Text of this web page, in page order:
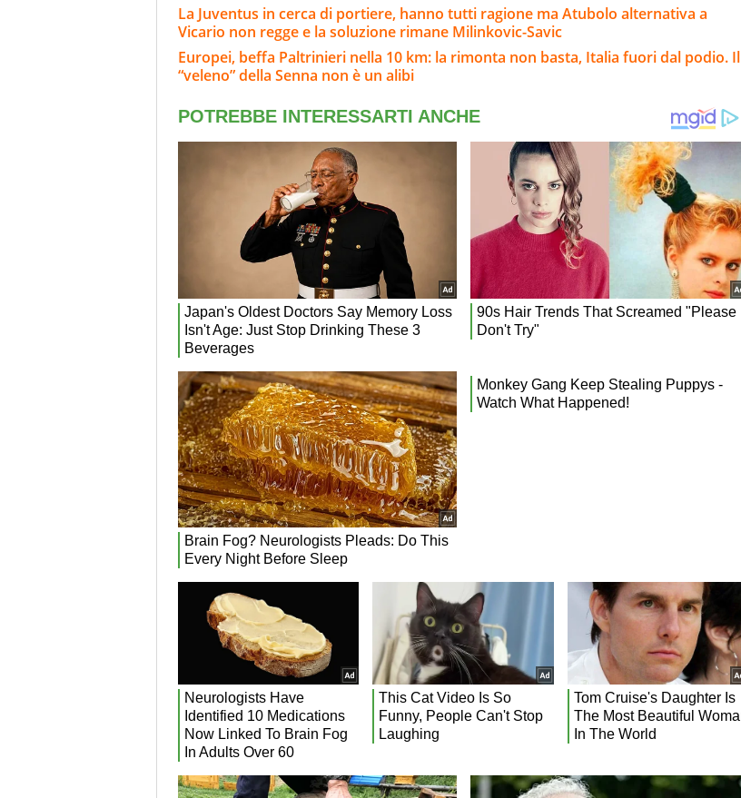
La Juventus in cerca di portiere, hanno tutti ragione ma Atubolo alternativa a
Vicario non regge e la soluzione rimane Milinkovic-Savic
Europei, beffa Paltrinieri nella 10 km: la rimonta non basta, Italia fuori dal podio. Il
“veleno” della Senna non è un alibi